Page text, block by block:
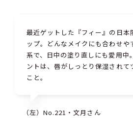
最近ゲットした『フィー』の日本
ップ。どんなメイクにも合わせや
系で、日中の塗り直しにも愛用中
ントは、唇がしっとり保湿されて
こと。
（左）No.221・文月さん